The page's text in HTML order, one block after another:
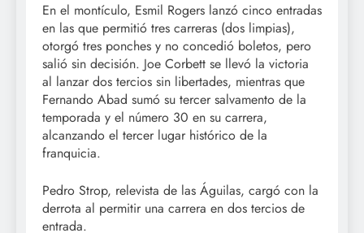
En el montículo, Esmil Rogers lanzó cinco entradas
en las que permitió tres carreras (dos limpias),
otorgó tres ponches y no concedió boletos, pero
salió sin decisión. Joe Corbett se llevó la victoria
al lanzar dos tercios sin libertades, mientras que
Fernando Abad sumó su tercer salvamento de la
temporada y el número 30 en su carrera,
alcanzando el tercer lugar histórico de la
franquicia.
Pedro Strop, relevista de las Águilas, cargó con la
derrota al permitir una carrera en dos tercios de
entrada.